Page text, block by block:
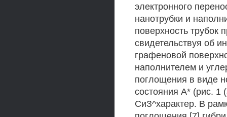
электронного
нанотрубки и
поверхность трубок
свидетельствуя об
графеновой
наполнителем и
поглощения в виде
состояния А* (рис. 1
СиЗ^характер. В